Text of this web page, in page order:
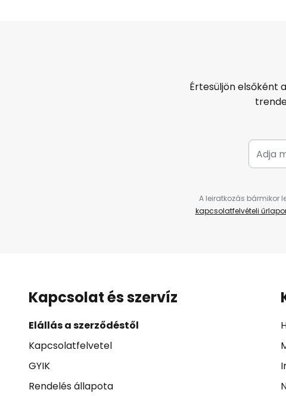
Értesüljön elsőként
A leiratkozás bármikor
kapcsolatfelvételi
Kapcsolat és szervíz
Elállás a szerződéstől
Kapcsolatfelvetel
GYIK
Rendelés állapota